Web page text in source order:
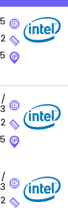
32
5 IPv4
/
32
5 IPv4
/
32